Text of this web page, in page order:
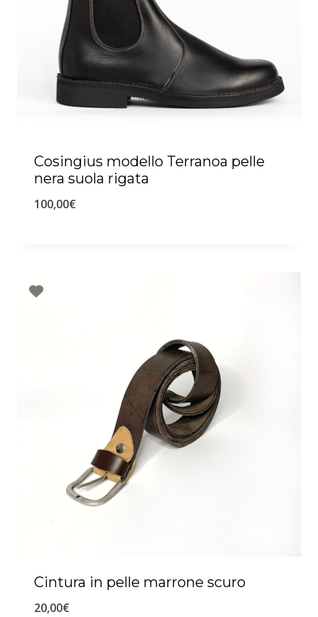
Cosingius modello Terranoa pelle
nera suola rigata
100,00€
Cintura in pelle marrone scuro
20,00€